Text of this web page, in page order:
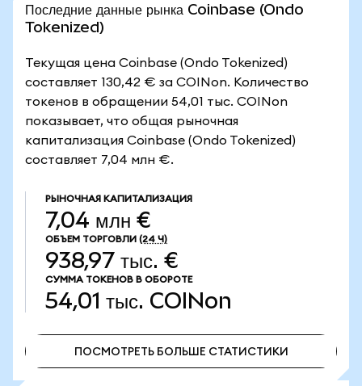
Последние данные рынка Coinbase (Ondo
Tokenized)
Текущая цена Coinbase (Ondo Tokenized)
составляет 130,42 € за COINon. Количество
токенов в обращении 54,01 тыс. COINon
показывает, что общая рыночная
капитализация Coinbase (Ondo Tokenized)
составляет 7,04 млн €.
РЫНОЧНАЯ КАПИТАЛИЗАЦИЯ
7,04 млн €
ОБЪЕМ ТОРГОВЛИ (24 Ч)
938,97 тыс. €
СУММА ТОКЕНОВ В ОБОРОТЕ
54,01 тыс. COINon
ПОСМОТРЕТЬ БОЛЬШЕ СТАТИСТИКИ